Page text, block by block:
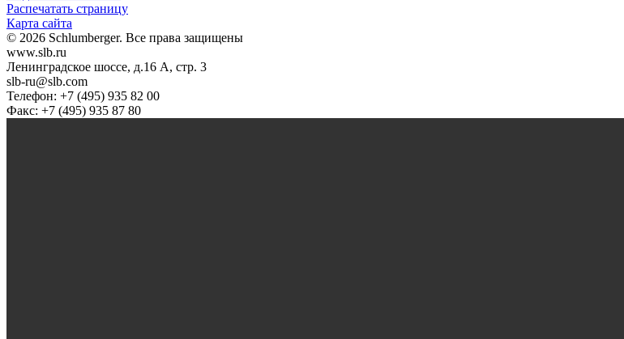
Распечатать страницу
Карта сайта
© 2026 Schlumberger. Все права защищены
www.slb.ru
Ленинградское шоссе, д.16 А, стр. 3
slb-ru@slb.com
Телефон: +7 (495) 935 82 00
Факс: +7 (495) 935 87 80